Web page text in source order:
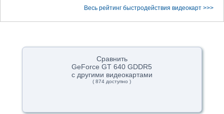
Весь рейтинг быстродействия видеокарт >>>
Сравнить
GeForce GT 640 GDDR5
с другими видеокартами
( 874 доступно )